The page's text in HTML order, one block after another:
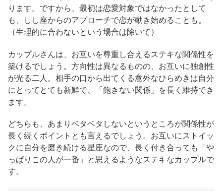
ります。ですから、最初は恋愛対象ではなかったとして
も、しし座からのアプローチで恋が動き始めることも。
（生理的に合わないという場合は除いて）
カップルさんは、お互いを尊重し合えるステキな関係性を
築けるでしょう。方向性は異なるものの、お互いに独創性
が光る二人。相手の口から出てくる意外なひらめきは自分
にとってとても新鮮で、「飽きない関係」を長く維持でき
ます。
どちらも、あまりベタベタしないというところが関係性が
長く続くポイントとも言えるでしょう。お互いにストイッ
クに自分を磨き続ける星座なので、長く付き合っても「や
っぱりこの人が一番」と思えるようなステキなカップルで
す。